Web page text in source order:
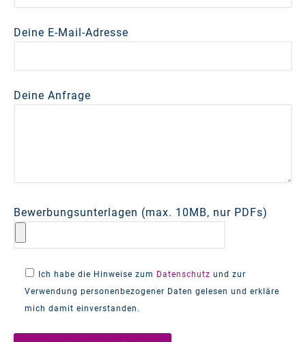
Deine E-Mail-Adresse
Deine Anfrage
Bewerbungsunterlagen (max. 10MB, nur PDFs)
Ich habe die Hinweise zum Datenschutz und zur
Verwendung personenbezogener Daten gelesen und erkläre
mich damit einverstanden.